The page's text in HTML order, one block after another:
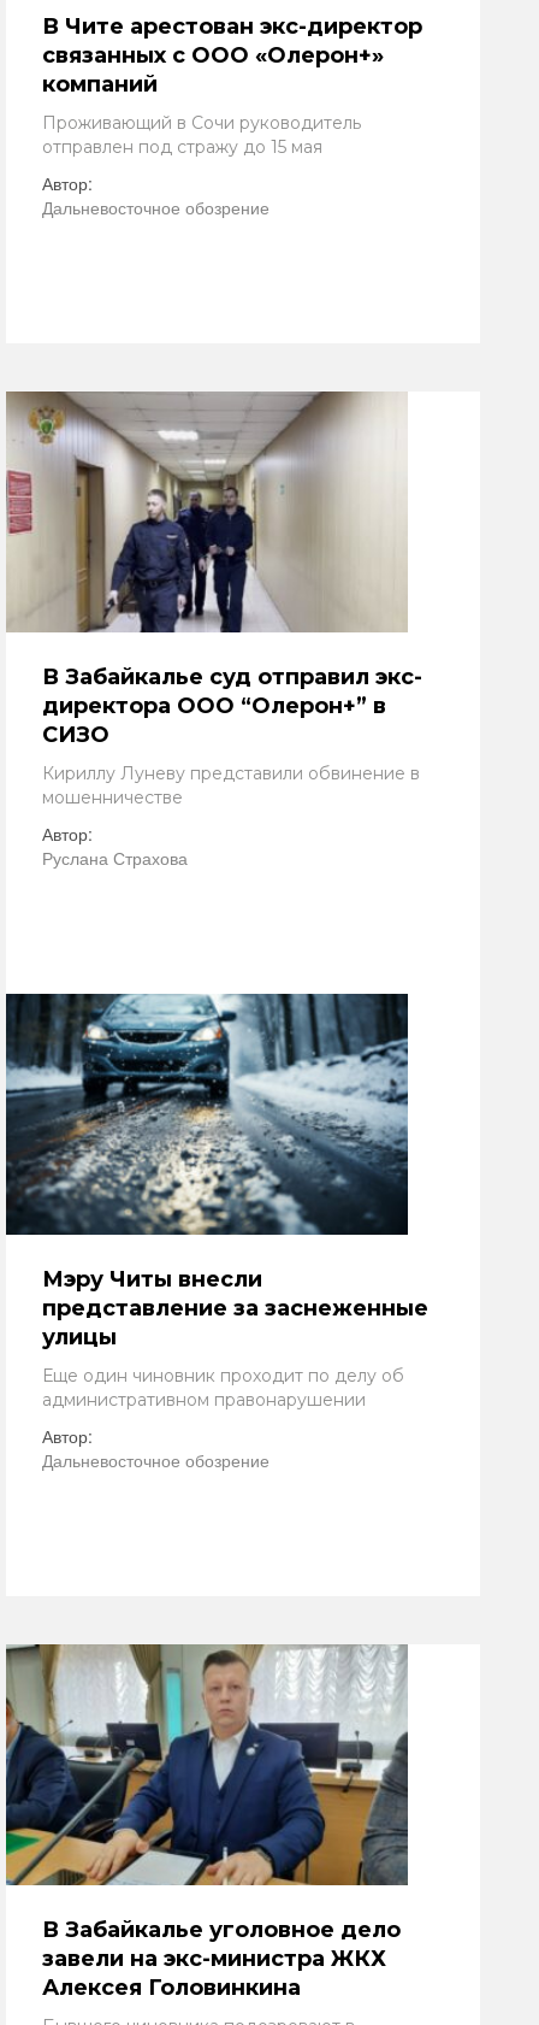
В Чите арестован экс-директор
связанных с ООО «Олерон+»
компаний
Проживающий в Сочи руководитель
отправлен под стражу до 15 мая
Автор:
Дальневосточное обозрение
В Забайкалье суд отправил экс-
директора ООО “Олерон+” в
СИЗО
Кириллу Луневу представили обвинение в
мошенничестве
Автор:
Руслана Страхова
Мэру Читы внесли
представление за заснеженные
улицы
Еще один чиновник проходит по делу об
административном правонарушении
Автор:
Дальневосточное обозрение
В Забайкалье уголовное дело
завели на экс-министра ЖКХ
Алексея Головинкина